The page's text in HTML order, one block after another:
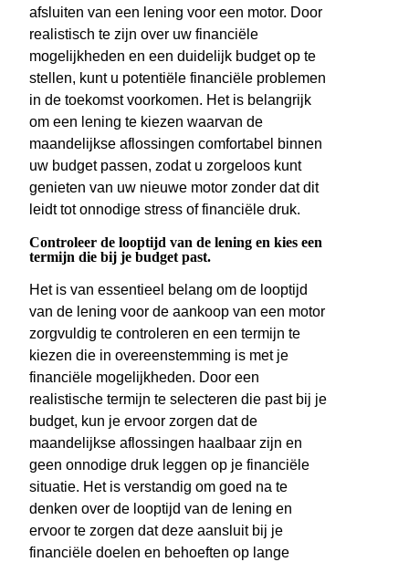
afsluiten van een lening voor een motor. Door
realistisch te zijn over uw financiële
mogelijkheden en een duidelijk budget op te
stellen, kunt u potentiële financiële problemen
in de toekomst voorkomen. Het is belangrijk
om een lening te kiezen waarvan de
maandelijkse aflossingen comfortabel binnen
uw budget passen, zodat u zorgeloos kunt
genieten van uw nieuwe motor zonder dat dit
leidt tot onnodige stress of financiële druk.
Controleer de looptijd van de lening en kies een
termijn die bij je budget past.
Het is van essentieel belang om de looptijd
van de lening voor de aankoop van een motor
zorgvuldig te controleren en een termijn te
kiezen die in overeenstemming is met je
financiële mogelijkheden. Door een
realistische termijn te selecteren die past bij je
budget, kun je ervoor zorgen dat de
maandelijkse aflossingen haalbaar zijn en
geen onnodige druk leggen op je financiële
situatie. Het is verstandig om goed na te
denken over de looptijd van de lening en
ervoor te zorgen dat deze aansluit bij je
financiële doelen en behoeften op lange